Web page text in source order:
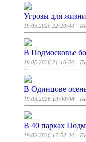
Угрозы для
19.05.2026 22:20:44 |
В Подмосковье
19.05.2026 21:16:34 |
В Одинцове
19.05.2026 19:00:08 |
В 40 парках
19.05.2026 17:52:34 |